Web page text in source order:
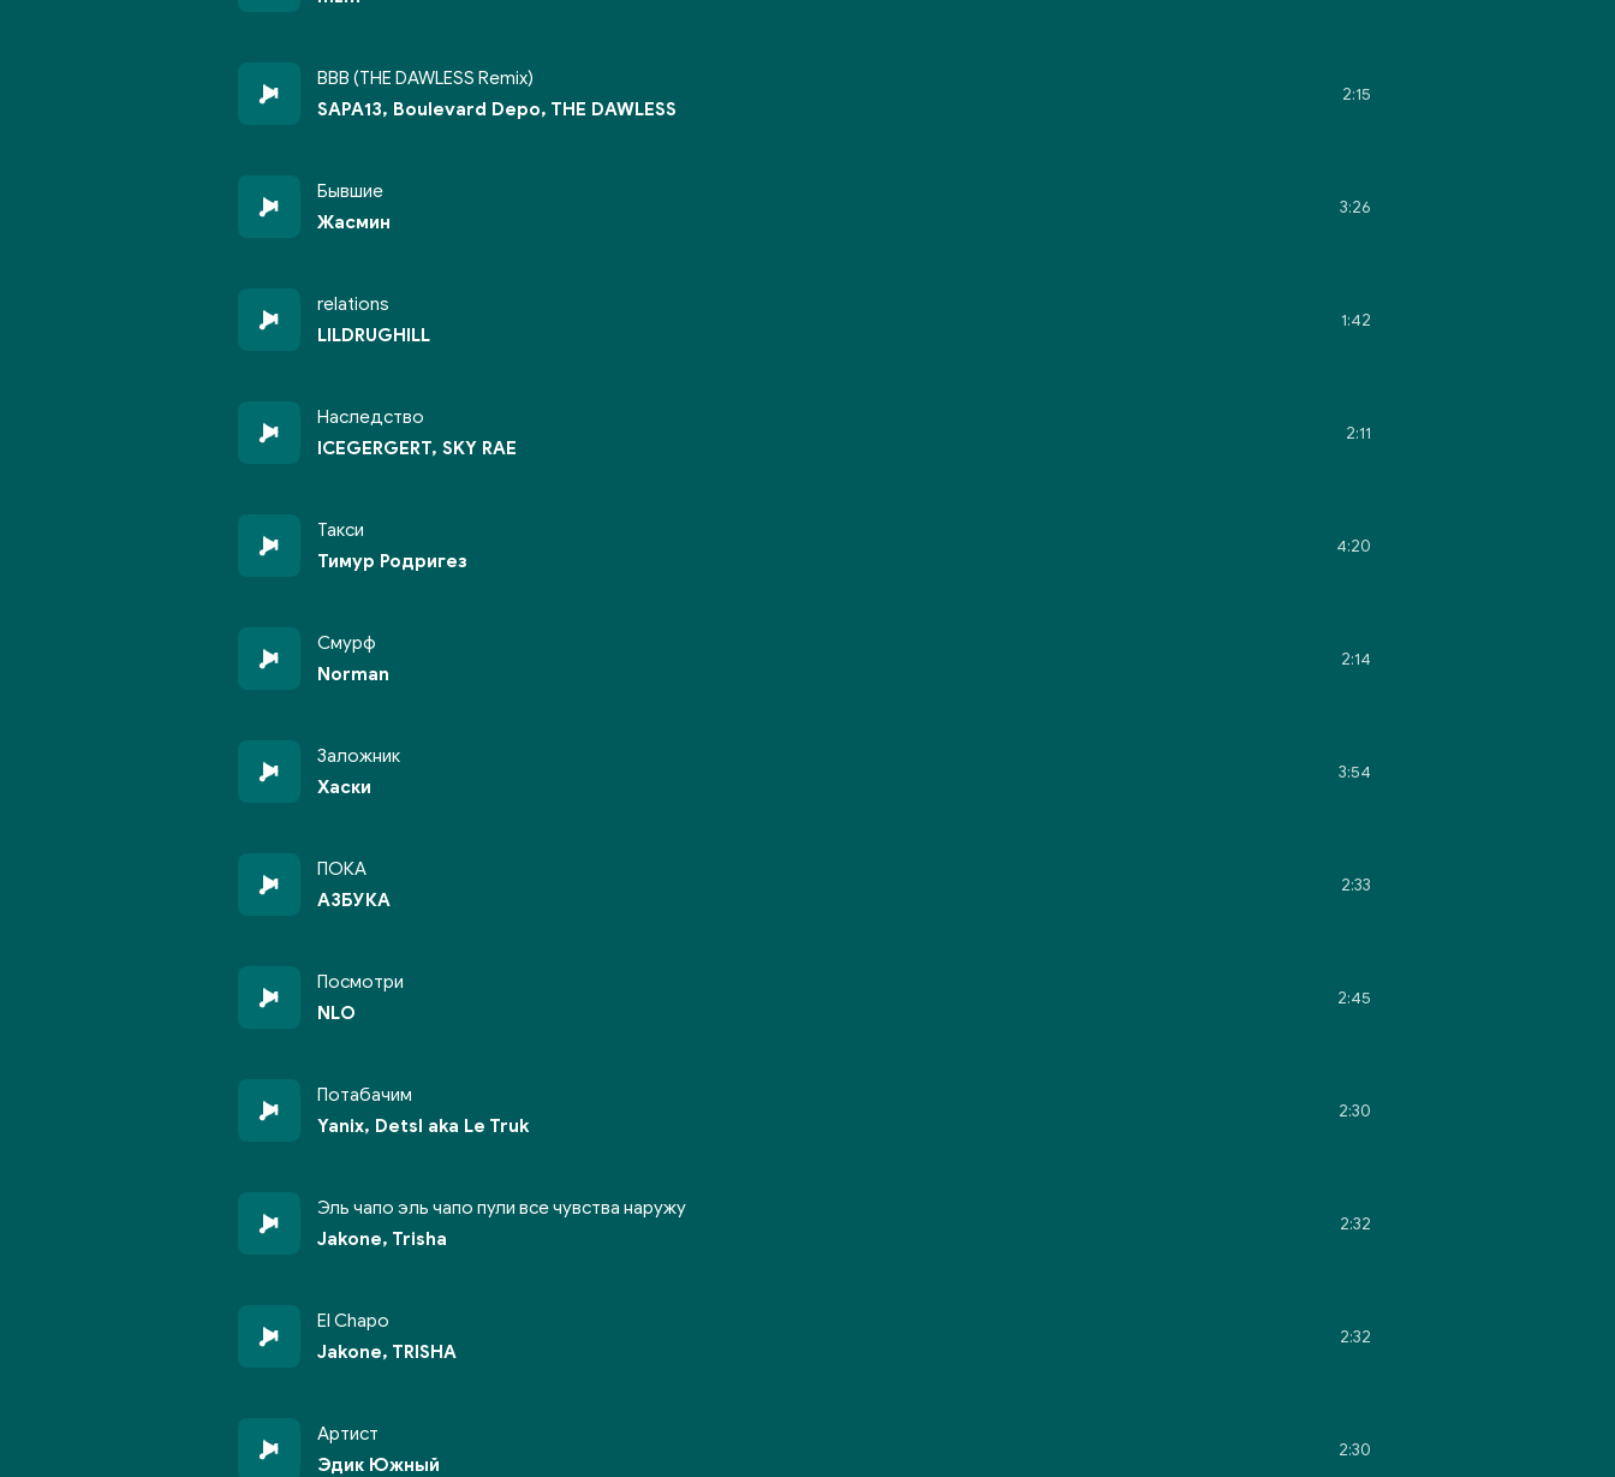
ВВВ (THE DAWLESS Remix)
SAPA13, Boulevard Depo, THE DAWLESS
2:15
Бывшие
Жасмин
3:26
relations
LILDRUGHILL
1:42
Наследство
ICEGERGERT, SKY RAE
2:11
Такси
Тимур Родригез
4:20
Смурф
Norman
2:14
Заложник
Хаски
3:54
ПОКА
АЗБУКА
2:33
Посмотри
NLO
2:45
Потабачим
Yanix, Detsl aka Le Truk
2:30
Эль чапо эль чапо пули все чувства наружу
Jakone, Trisha
2:32
El Chapo
Jakone, TRISHA
2:32
Артист
Эдик Южный
2:30